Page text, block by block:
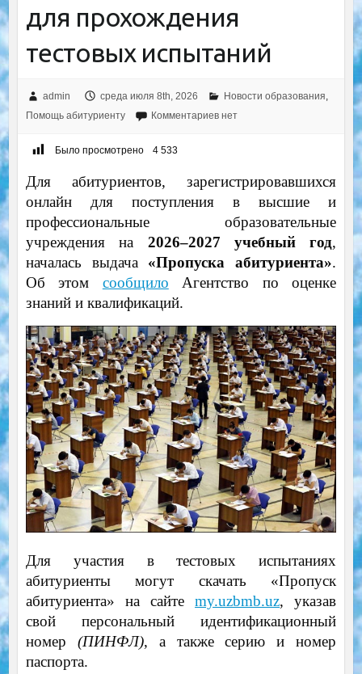
для прохождения
тестовых испытаний
admin среда июля 8th, 2026 Новости образования,
Помощь абитуриенту
Комментариев нет
Было просмотрено 4 533
Для абитуриентов, зарегистрировавшихся
онлайн для поступления в высшие и
профессиональные образовательные
учреждения на 2026–2027 учебный год,
началась выдача «Пропуска абитуриента».
Об этом сообщило Агентство по оценке
знаний и квалификаций.
Для участия в тестовых испытаниях
абитуриенты могут скачать «Пропуск
абитуриента» на сайтеmy.uzbmb.uz, указав
свой персональный идентификационный
номер (ПИНФЛ), а также серию и номер
паспорта.